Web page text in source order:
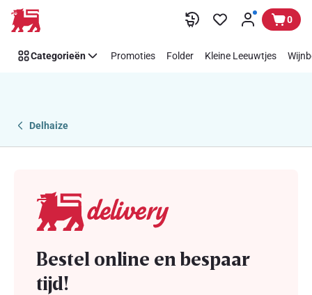
Overslaan
Delhaize
delivery:
0
Categorieën Promoties Folder Kleine Leeuwtjes
Delhaize
Bestel online en bespaar
tijd!